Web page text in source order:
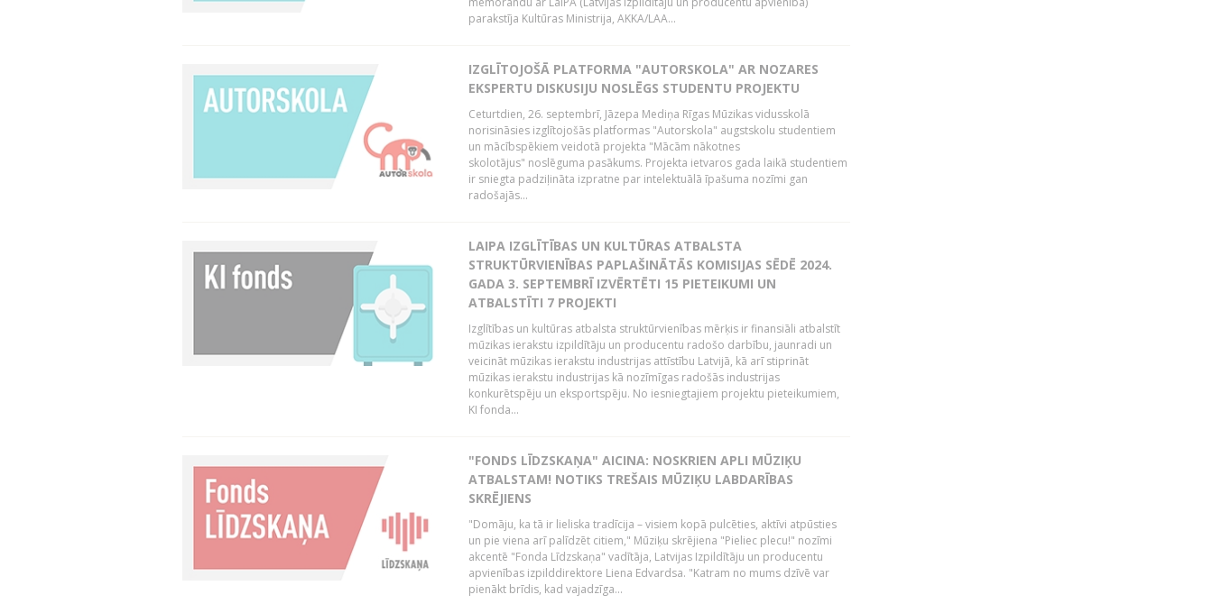
parakstīja Kultūras Ministrija, AKKA/LAA...
IZGLĪTOJOŠĀ PLATFORMA "AUTORSKOLA" AR NOZARES
EKSPERTU DISKUSIJU NOSLĒGS STUDENTU PROJEKTU
Ceturtdien, 26. septembrī, Jāzepa Mediņa Rīgas Mūzikas vidusskolā
norisināsies izglītojošās platformas "Autorskola" augstskolu studentiem
un mācībspēkiem veidotā projekta "Mācām nākotnes
skolotājus" noslēguma pasākums. Projekta ietvaros gada laikā studentiem
ir sniegta padziļināta izpratne par intelektuālā īpašuma nozīmi gan
radošajās...
LAIPA IZGLĪTĪBAS UN KULTŪRAS ATBALSTA
STRUKTŪRVIENĪBAS PAPLAŠINĀTĀS KOMISIJAS SĒDĒ 2024.
GADA 3. SEPTEMBRĪ IZVĒRTĒTI 15 PIETEIKUMI UN
ATBALSTĪTI 7 PROJEKTI
Izglītības un kultūras atbalsta struktūrvienības mērķis ir finansiāli atbalstīt
mūzikas ierakstu izpildītāju un producentu radošo darbību, jaunradi un
veicināt mūzikas ierakstu industrijas attīstību Latvijā, kā arī stiprināt
mūzikas ierakstu industrijas kā nozīmīgas radošās industrijas
konkurētspēju un eksportspēju. No iesniegtajiem projektu pieteikumiem,
KI fonda...
"FONDS LĪDZSKAŅA" AICINA: NOSKRIEN APLI MŪZIĶU
ATBALSTAM! NOTIKS TREŠAIS MŪZIĶU LABDARĪBAS
SKRĒJIENS
"Domāju, ka tā ir lieliska tradīcija – visiem kopā pulcēties, aktīvi atpūsties
un pie viena arī palīdzēt citiem," Mūziķu skrējiena "Pieliec plecu!" nozīmi
akcentē "Fonda Līdzskaņa" vadītāja, Latvijas Izpildītāju un producentu
apvienības izpilddirektore Liena Edvardsa. "Katram no mums dzīvē var
pienākt brīdis, kad vajadzīga...